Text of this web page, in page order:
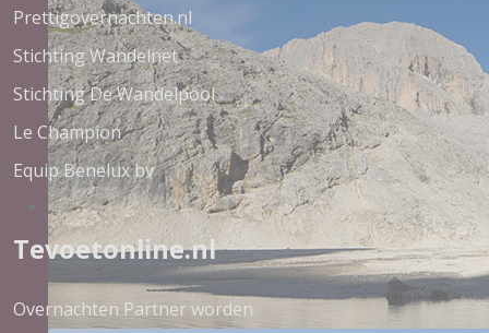
Prettigovernachten.nl
Stichting Wandelnet
Stichting De Wandelpool
Le Champion
Equip Benelux bv
Tevoetonline.nl
Overnachten Partner worden